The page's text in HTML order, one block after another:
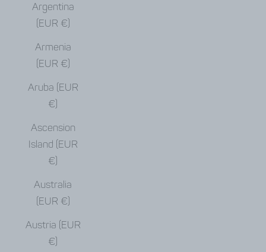
Argentina
(EUR €)
Armenia
(EUR €)
Aruba (EUR
€)
Ascension
Island (EUR
€)
Australia
(EUR €)
Austria (EUR
€)